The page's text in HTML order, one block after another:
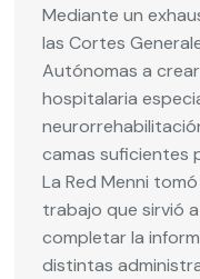
Mediante un
las Cortes
Autónomas a
hospitalaria
camas suficientes
La Red Menni
trabajo que sirvió
completar la
distintas